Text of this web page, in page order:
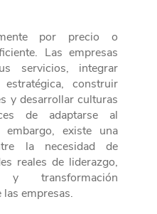
por precio o
Las empresas
servicios, integrar
construir
y desarrollar culturas
de adaptarse al
existe una
la necesidad de
reales de liderazgo,
transformación
empresas.